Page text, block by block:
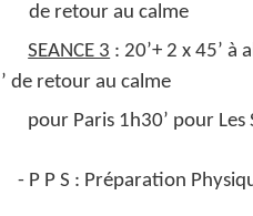
de retour au calme
SEANCE 3 : 20’+ 2 x 45’ à
de retour au calme
pour Paris 1h30’ pour Les
- P P S : Préparation